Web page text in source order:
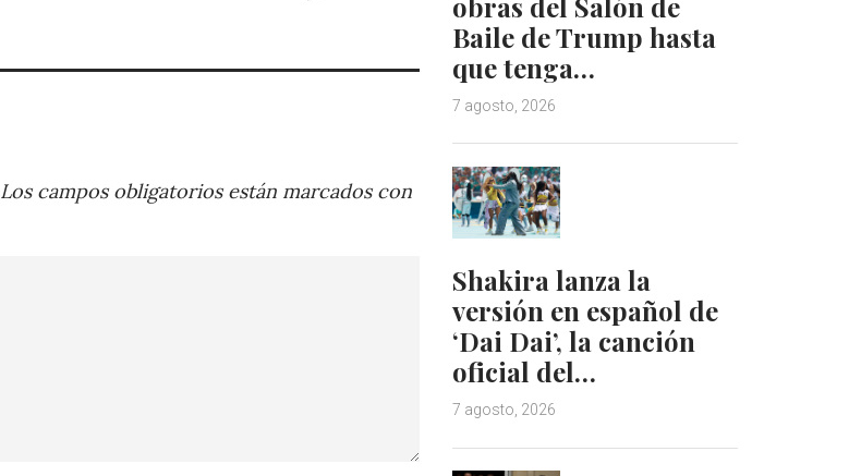
Los campos obligatorios están marcados con
Baile de Trump hasta
que tenga…
7 agosto, 2026
Shakira lanza la
versión en español de
‘Dai Dai’, la canción
oficial del…
7 agosto, 2026